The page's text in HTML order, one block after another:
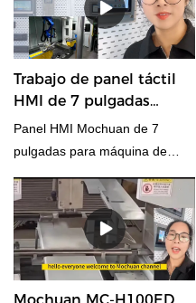
este M007 de 7 pulgadas es un
panel hmi capacitivo multitáctil,
CPU Cortex-A7 con gran
memoria. Si desea buscar un
nuevo punto para su mercado
o maquinaria, contáctenos de
este tipo M007 multi de 7
pulgadas. Panel HMI capacitivo
táctil.
Trabajo de panel táctil
HMI de 7 pulgadas
Mochuan para máquina
de corte por láser
Panel HMI Mochuan de 7
pulgadas para máquina de